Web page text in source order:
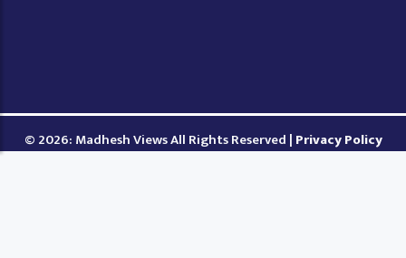
© 2026: Madhesh Views All Rights Reserved | Privacy Policy